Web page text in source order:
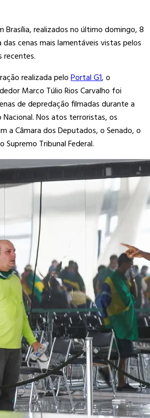
Brasília, realizados no último domingo, 8
cenas mais lamentáveis vistas pelos
recentes.
realizada peloPortal G1, o
Marco Túlio Rios Carvalho foi
de depredação filmadas durante a
Nacional. Nos atos terroristas, os
a Câmara dos Deputados, o Senado, o
Supremo Tribunal Federal.